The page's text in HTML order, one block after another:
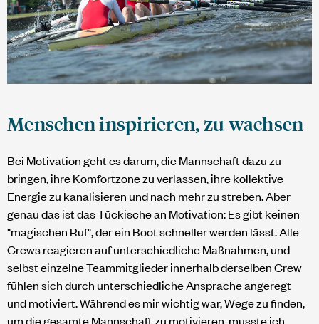
Menschen inspirieren, zu wachsen
Bei Motivation geht es darum, die Mannschaft dazu zu
bringen, ihre Komfortzone zu verlassen, ihre kollektive
Energie zu kanalisieren und nach mehr zu streben. Aber
genau das ist das Tückische an Motivation: Es gibt keinen
"magischen Ruf", der ein Boot schneller werden lässt. Alle
Crews reagieren auf unterschiedliche Maßnahmen, und
selbst einzelne Teammitglieder innerhalb derselben Crew
fühlen sich durch unterschiedliche Ansprache angeregt
und motiviert. Während es mir wichtig war, Wege zu finden,
um die gesamte Mannschaft zu motivieren, musste ich